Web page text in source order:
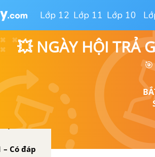
Lớp 12 Lớp 11 Lớp 10
💥 NGÀY HỘI TRẢ
TẾ BÀO
1
- SINH 10
ĐỀ KIỂM TRA HỌC KÌ 1 (ĐỀ THI HỌC KÌ 1) - SINH 10
Có đáp